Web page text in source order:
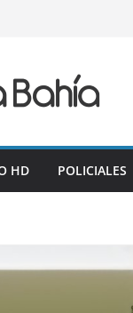
HD POLICIALES